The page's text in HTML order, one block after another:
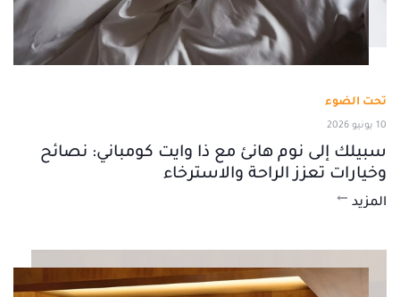
تحت الضوء
10 يونيو 2026
سبيلك إلى نوم هانئ مع ذا وايت كومباني: نصائح
وخيارات تعزز الراحة والاسترخاء
المزيد